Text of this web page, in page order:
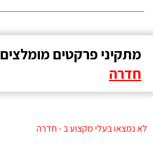
מתקיני פרקטים מומלצים
חדרה
לא נמצאו בעלי מקצוע ב - חדרה